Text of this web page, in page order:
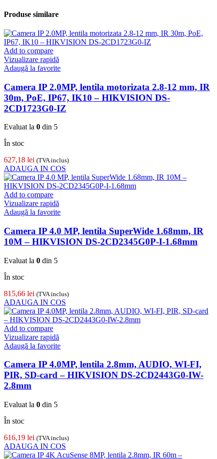
Produse similare
Add to compare
Vizualizare rapidă
Adaugă la favorite
Camera IP 2.0MP, lentila motorizata 2.8-12 mm, IR
30m, PoE, IP67, IK10 – HIKVISION DS-
2CD1723G0-IZ
Evaluat la 0 din 5
În stoc
627,18 lei (TVA inclus)
ADAUGA IN COS
Add to compare
Vizualizare rapidă
Adaugă la favorite
Camera IP 4.0 MP, lentila SuperWide 1.68mm, IR
10M – HIKVISION DS-2CD2345G0P-I-1.68mm
Evaluat la 0 din 5
În stoc
815,66 lei (TVA inclus)
ADAUGA IN COS
Add to compare
Vizualizare rapidă
Adaugă la favorite
Camera IP 4.0MP, lentila 2.8mm, AUDIO, WI-FI,
PIR, SD-card – HIKVISION DS-2CD2443G0-IW-
2.8mm
Evaluat la 0 din 5
În stoc
616,19 lei (TVA inclus)
ADAUGA IN COS